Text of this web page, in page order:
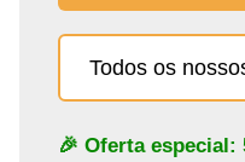
Todos os
🎉 Oferta especial: